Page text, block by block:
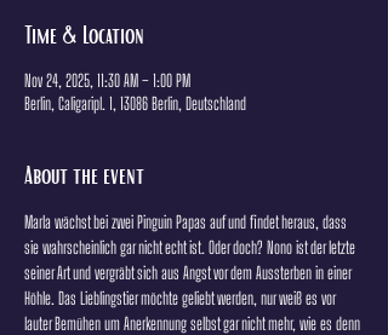
Time & Location
Nov 24, 2025, 11:30 AM – 1:00 PM
Berlin, Caligaripl. 1, 13086 Berlin, Deutschland
About the event
Marla wächst bei zwei Pinguin Papas auf und findet heraus, dass
sie wahrscheinlich gar nicht echt ist. Oder doch? Nono ist der letzte
seiner Art und vergräbt sich aus Angst vor dem Aussterben in einer
Höhle. Das Lieblingstier möchte geliebt werden, nur weiß es vor
lauter Bemühen um Anerkennung selbst gar nicht mehr, wie es denn